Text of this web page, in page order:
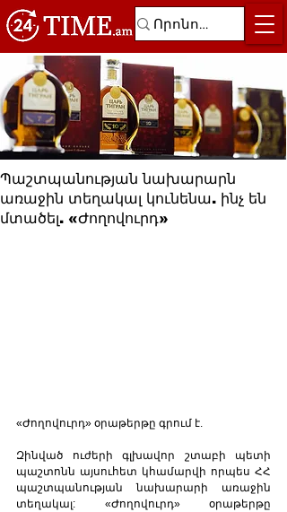
Պաշտպանության նախարարն
առաջին տեղակալ կունենա. ինչ են
մտածել. «Ժողովուրդ»
«Ժողովուրդ» օրաթերթը գրում է.
Զինված ուժերի գլխավոր շտաբի պետի
պաշտոնն այսուհետ կհամարվի որպես ՀՀ
պաշտպանության նախարարի առաջին
տեղակալ: «Ժողովուրդ» օրաթերթը